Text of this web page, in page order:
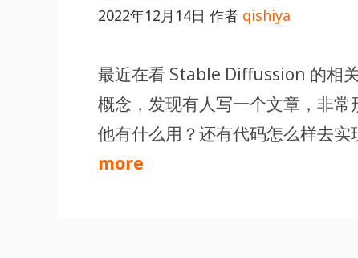
2022年12月14日 作者 qishiya
最近在看 Stable Diffussion 的相
概念，发现有人写一个文章，非
他有什么用？还有代码怎么样去
more